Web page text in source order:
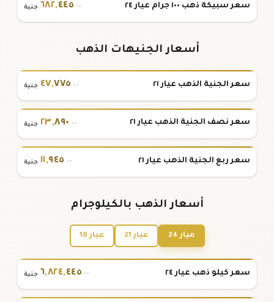
سعر سبيكة ذهب ١٠٠ جرام عيار ٢٤ ٦٨٢,٤٤٥.٠٠ جنية
أسعار الجنيهات الذهب
سعر الجنية الذهب عيار ٢١ ٤٧,٧٧٥ .٠٠ جنية
سعر نصف الجنية الذهب عيار ٢١ ٢٣,٨٩٠ .٠٠ جنية
سعر ربع الجنية الذهب عيار ٢١ ١١,٩٤٥ .٠٠ جنية
أسعار الذهب بالكيلوجرام
عيار 24 عيار 21 عيار 18
سعر كيلو ذهب عيار ٢٤ ٦,٨٢٤,٤٤٥.٠٠ جنية